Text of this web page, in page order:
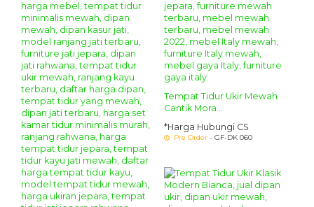
Tempat Tidur Ukir Mewah
Cantik Mora....
*Harga Hubungi CS
Pre Order - GF-DK 060